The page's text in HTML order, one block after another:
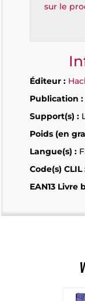
sur le
Éditeur :
Publication :
Support(s) :
Poids (en
Langue(s) :
Code(s) CLIL
EAN13 Livre